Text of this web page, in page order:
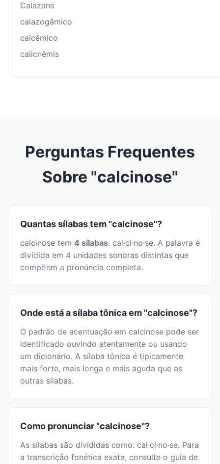
Calazans
calazogâmico
calcêmico
calicnêmis
Perguntas Frequentes
Sobre "calcinose"
Quantas sílabas tem "calcinose"?
calcinose tem 4 sílabas: cal·ci·no·se. A palavra é
dividida em 4 unidades sonoras distintas que
compõem a pronúncia completa.
Onde está a sílaba tônica em "calcinose"?
O padrão de acentuação em calcinose pode ser
identificado ouvindo atentamente ou usando
um dicionário. A sílaba tônica é tipicamente
mais forte, mais longa e mais aguda que as
outras sílabas.
Como pronunciar "calcinose"?
As sílabas são divididas como: cal·ci·no·se. Para
a transcrição fonética exata, consulte o guia de